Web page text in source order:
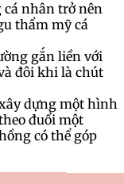
cá nhân trở nên
thẩm mỹ cá
gắn liền với
đôi khi là chút
dựng một hình
đuổi một
có thể góp